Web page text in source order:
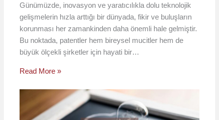
Günümüzde, inovasyon ve yaratıcılıkla dolu teknolojik
gelişmelerin hızla arttığı bir dünyada, fikir ve buluşların
korunması her zamankinden daha önemli hale gelmiştir.
Bu noktada, patentler hem bireysel mucitler hem de
büyük ölçekli şirketler için hayati bir…
Read More »